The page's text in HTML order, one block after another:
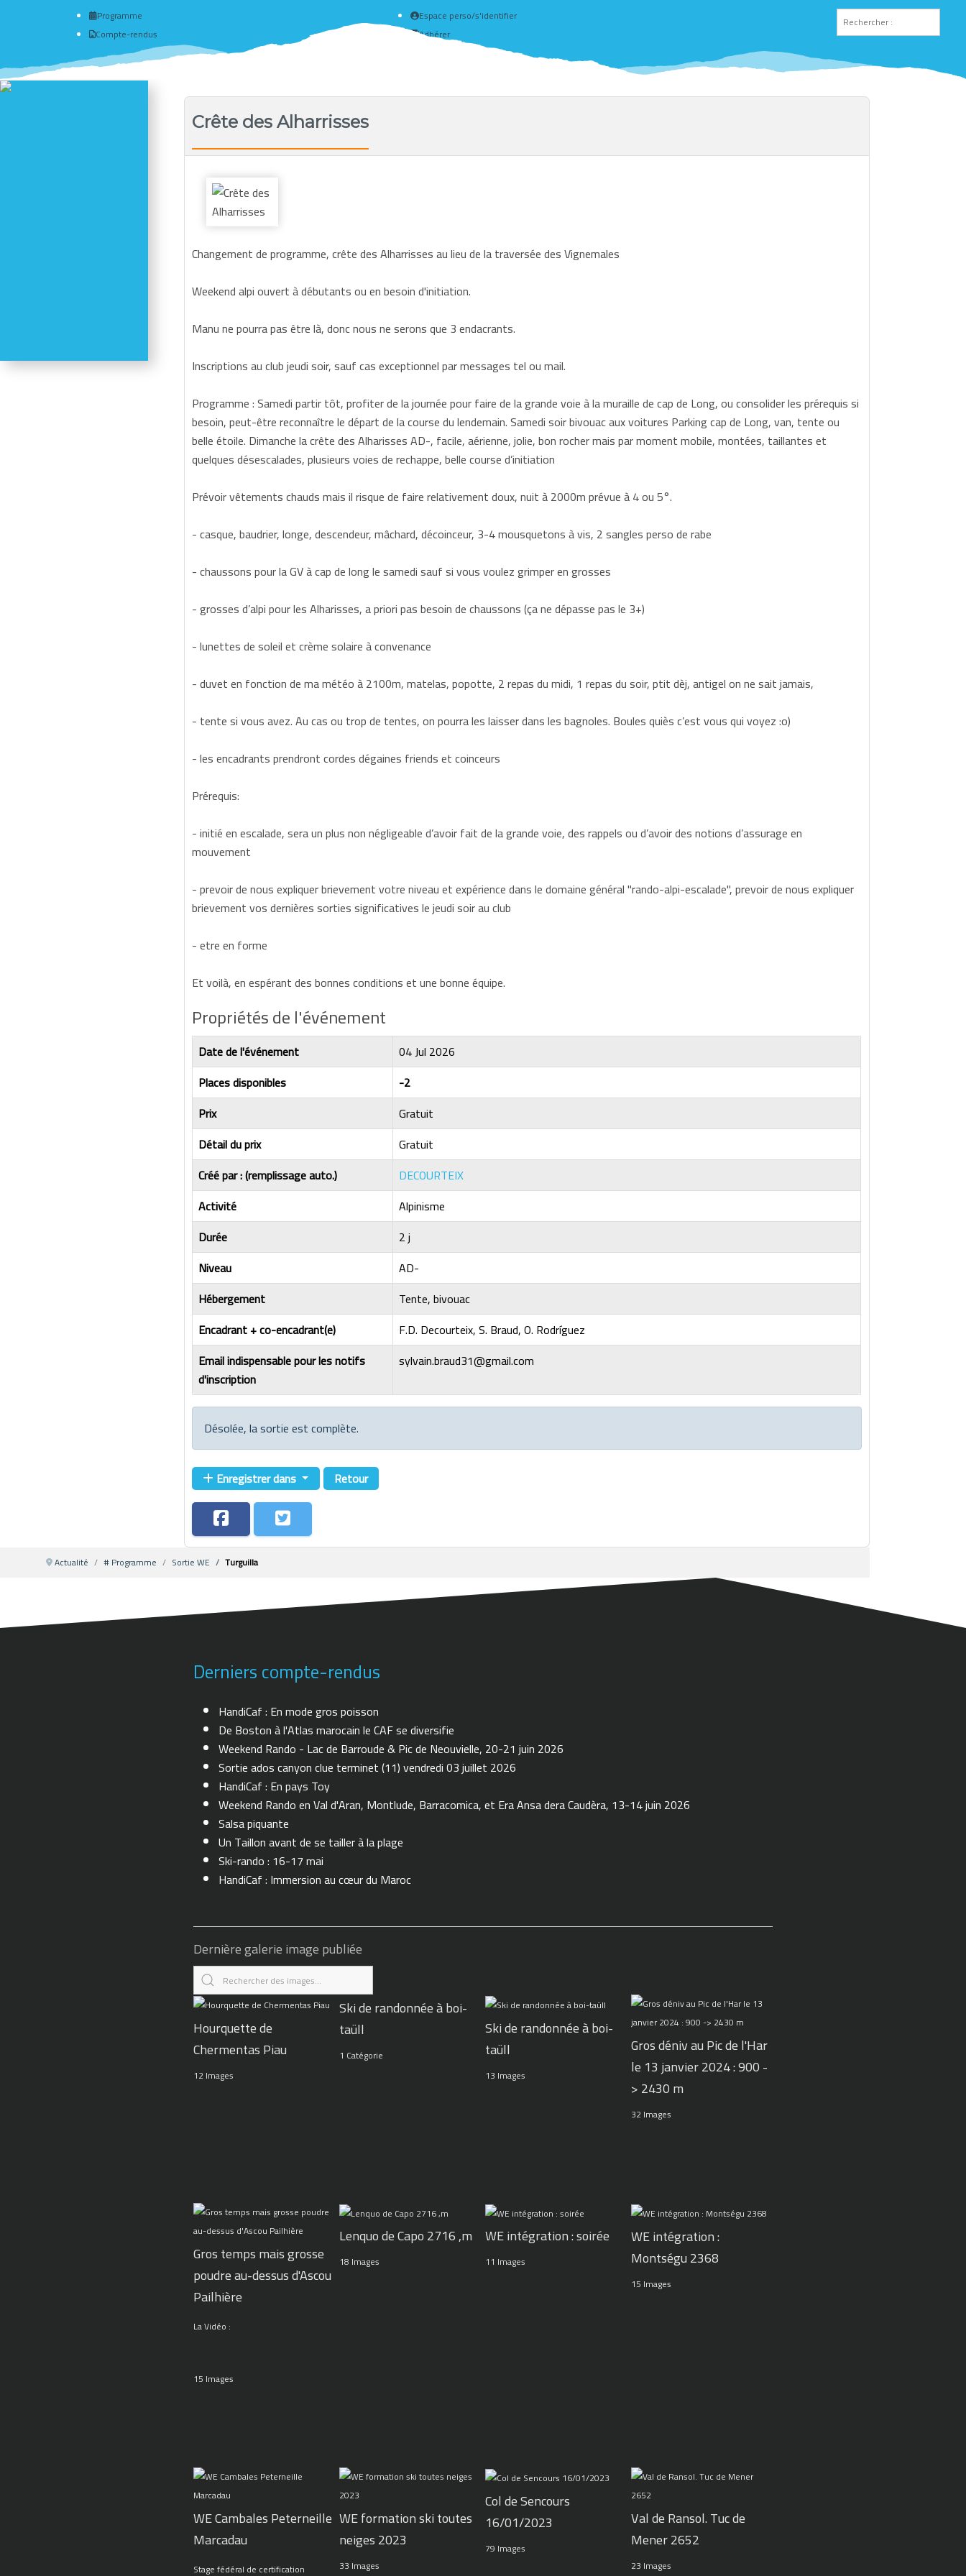
Programme
Compte-rendus
Espace perso/s'identifier
Adhérer
Créer un compte
Crête des Alharrisses
Changement de programme, crête des Alharrisses au lieu de la traversée des Vignemales
Weekend alpi ouvert à débutants ou en besoin d'initiation.
Manu ne pourra pas être là, donc nous ne serons que 3 endacrants.
Inscriptions au club jeudi soir, sauf cas exceptionnel par messages tel ou mail.
Programme : Samedi partir tôt, profiter de la journée pour faire de la grande voie à la muraille de cap de Long, ou consolider les prérequis si
besoin, peut-être reconnaître le départ de la course du lendemain. Samedi soir bivouac aux voitures Parking cap de Long, van, tente ou
belle étoile. Dimanche la crête des Alharisses AD-, facile, aérienne, jolie, bon rocher mais par moment mobile, montées, taillantes et
quelques désescalades, plusieurs voies de rechappe, belle course d’initiation
Prévoir vêtements chauds mais il risque de faire relativement doux, nuit à 2000m prévue à 4 ou 5°.
- casque, baudrier, longe, descendeur, mâchard, décoinceur, 3-4 mousquetons à vis, 2 sangles perso de rabe
- chaussons pour la GV à cap de long le samedi sauf si vous voulez grimper en grosses
- grosses d’alpi pour les Alharisses, a priori pas besoin de chaussons (ça ne dépasse pas le 3+)
- lunettes de soleil et crème solaire à convenance
- duvet en fonction de ma météo à 2100m, matelas, popotte, 2 repas du midi, 1 repas du soir, ptit dèj, antigel on ne sait jamais,
- tente si vous avez. Au cas ou trop de tentes, on pourra les laisser dans les bagnoles. Boules quiès c’est vous qui voyez :o)
- les encadrants prendront cordes dégaines friends et coinceurs
Prérequis:
- initié en escalade, sera un plus non négligeable d’avoir fait de la grande voie, des rappels ou d’avoir des notions d’assurage en
mouvement
- prevoir de nous expliquer brievement votre niveau et expérience dans le domaine général "rando-alpi-escalade", prevoir de nous expliquer
brievement vos dernières sorties significatives le jeudi soir au club
- etre en forme
Et voilà, en espérant des bonnes conditions et une bonne équipe.
Propriétés de l'événement
Date de l'événement
04 Jul 2026
Places disponibles
-2
Prix
Gratuit
Détail du prix
Gratuit
Créé par : (remplissage auto.)
DECOURTEIX
Activité
Alpinisme
Durée
2 j
Niveau
AD-
Hébergement
Tente, bivouac
Encadrant + co-encadrant(e)
F.D. Decourteix, S. Braud, O. Rodríguez
Email indispensable pour les notifs
d'inscription
sylvain.braud31@gmail.com
Désolée, la sortie est complète.
Enregistrer dans Retour
Actualité # Programme Sortie WE Turguilla
Derniers compte-rendus
HandiCaf : En mode gros poisson
De Boston à l'Atlas marocain le CAF se diversifie
Weekend Rando - Lac de Barroude & Pic de Neouvielle, 20-21 juin 2026
Sortie ados canyon clue terminet (11) vendredi 03 juillet 2026
HandiCaf : En pays Toy
Weekend Rando en Val d'Aran, Montlude, Barracomica, et Era Ansa dera Caudèra, 13-14 juin 2026
Salsa piquante
Un Taillon avant de se tailler à la plage
Ski-rando : 16-17 mai
HandiCaf : Immersion au cœur du Maroc
Dernière galerie image publiée
Hourquette de
Chermentas Piau
12 Images
Ski de randonnée à boi-
taüll
1 Catégorie
Ski de randonnée à boi-
taüll
13 Images
Gros déniv au Pic de l'Har
le 13 janvier 2024 : 900 -
> 2430 m
32 Images
Gros temps mais grosse
poudre au-dessus d'Ascou
Pailhière
La Vidéo :
15 Images
Lenquo de Capo 2716 ,m
18 Images
WE intégration : soirée
11 Images
WE intégration :
Montségu 2368
15 Images
WE Cambales Peterneille
Marcadau
Stage fédéral de certification
WE formation ski toutes
neiges 2023
33 Images
Col de Sencours
16/01/2023
79 Images
Val de Ransol. Tuc de
Mener 2652
23 Images